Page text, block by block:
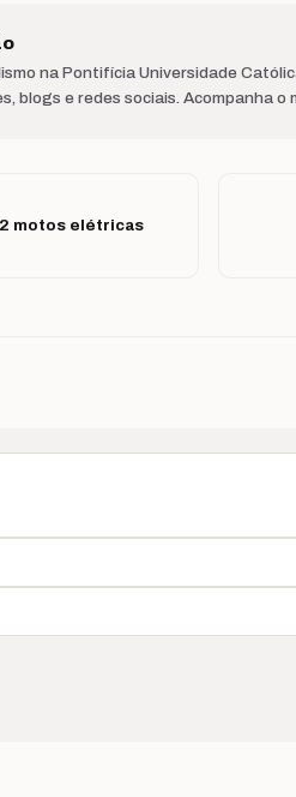
na Pontifícia Universidade
blogs e redes sociais. Acompanha o
motos elétricas